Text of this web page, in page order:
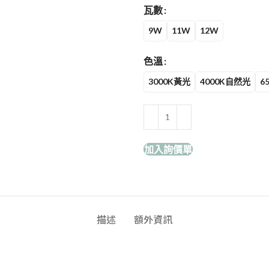
瓦數
9W 11W 12W
色溫
3000K黃光 4000K自然光
加入詢價單
描述 額外資訊